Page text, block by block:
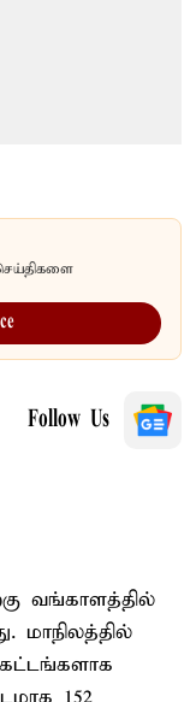
Follow Us
வங்காளத்தில்
மாநிலத்தில்